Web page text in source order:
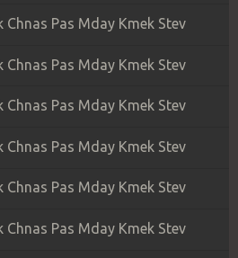
Chnas Pas Mday Kmek Stev
Chnas Pas Mday Kmek Stev
Chnas Pas Mday Kmek Stev
Chnas Pas Mday Kmek Stev
Chnas Pas Mday Kmek Stev
Chnas Pas Mday Kmek Stev